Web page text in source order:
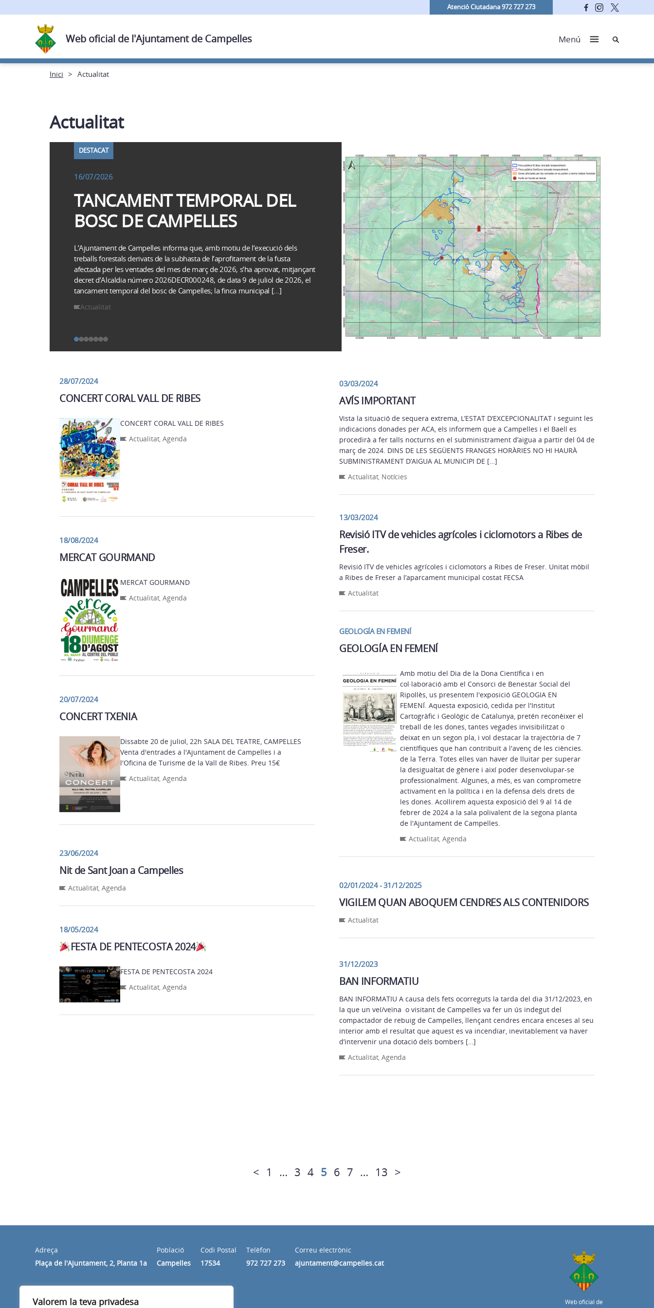
Valorem la teva privadesa
Atenció Ciutadana 972 727 273
Web oficial de l'Ajuntament de Campelles Menú Cerca
Inici Actualitat
Actualitat
DESTACAT
16/07/2026
TANCAMENT TEMPORAL DEL
BOSC DE CAMPELLES
L’Ajuntament de Campelles informa que, amb motiu de l’execució dels
treballs forestals derivats de la subhasta de l’aprofitament de la fusta
afectada per les ventades del mes de març de 2026, s’ha aprovat, mitjançant
decret d’Alcaldia número 2026DECR000248, de data 9 de juliol de 2026, el
tancament temporal del bosc de Campelles; la finca municipal […]
Actualitat
28/07/2024
CONCERT CORAL VALL DE RIBES
CONCERT CORAL VALL DE RIBES
Actualitat,Agenda
18/08/2024
MERCAT GOURMAND
MERCAT GOURMAND
Actualitat,Agenda
20/07/2024
CONCERT TXENIA
Dissabte 20 de juliol, 22h SALA DEL TEATRE, CAMPELLES
Venta d'entrades a l'Ajuntament de Campelles i a
l'Oficina de Turisme de la Vall de Ribes. Preu 15€
Actualitat,Agenda
23/06/2024
Nit de Sant Joan a Campelles
Actualitat,Agenda
18/05/2024
FESTA DE PENTECOSTA 2024
FESTA DE PENTECOSTA 2024
Actualitat,Agenda
03/03/2024
AVÍS IMPORTANT
Vista la situació de sequera extrema, L’ESTAT D’EXCEPCIONALITAT i seguint les
indicacions donades per ACA, els informem que a Campelles i el Baell es
procedirà a fer talls nocturns en el subministrament d’aigua a partir del 04 de
març de 2024. DINS DE LES SEGÜENTS FRANGES HORÀRIES NO HI HAURÀ
SUBMINISTRAMENT D’AIGUA AL MUNICIPI DE […]
Actualitat, Notícies
13/03/2024
Revisió ITV de vehicles agrícoles i ciclomotors a Ribes de
Freser.
Revisió ITV de vehicles agrícoles i ciclomotors a Ribes de Freser. Unitat mòbil
a Ribes de Freser a l’aparcament municipal costat FECSA
Actualitat
GEOLOGÍA EN FEMENÍ
GEOLOGÍA EN FEMENÍ
Amb motiu del Dia de la Dona Científica i en
col·laboració amb el Consorci de Benestar Social del
Ripollès, us presentem l'exposició GEOLOGIA EN
FEMENÍ. Aquesta exposició, cedida per l'Institut
Cartogràfic i Geològic de Catalunya, pretén reconèixer el
treball de les dones, tantes vegades invisibilitzat o
deixat en un segon pla, i vol destacar la trajectòria de 7
científiques que han contribuït a l'avenç de les ciències.
de la Terra. Totes elles van haver de lluitar per superar
la desigualtat de gènere i així poder desenvolupar-se
professionalment. Algunes, a més, es van comprometre
activament en la política i en la defensa dels drets de
les dones. Acollirem aquesta exposició del 9 al 14 de
febrer de 2024 a la sala polivalent de la segona planta
de l'Ajuntament de Campelles.
Actualitat,Agenda
02/01/2024 - 31/12/2025
VIGILEM QUAN ABOQUEM CENDRES ALS CONTENIDORS
Actualitat
31/12/2023
BAN INFORMATIU
BAN INFORMATIU A causa dels fets ocorreguts la tarda del dia 31/12/2023, en
la que un veí/veïna o visitant de Campelles va fer un ús indegut del
compactador de rebuig de Campelles, llençant cendres encara enceses al seu
interior amb el resultat que aquest es va incendiar, inevitablement va haver
d’intervenir una dotació dels bombers […]
Actualitat,Agenda
< 1 … 3 4 5 6 7 … 13 >
Adreça
Plaça de l'Ajuntament, 2, Planta 1a
Població
Campelles
Codi Postal
17534
Telèfon
972 727 273
Correu electrònic
ajuntament@campelles.cat
Web oficial de